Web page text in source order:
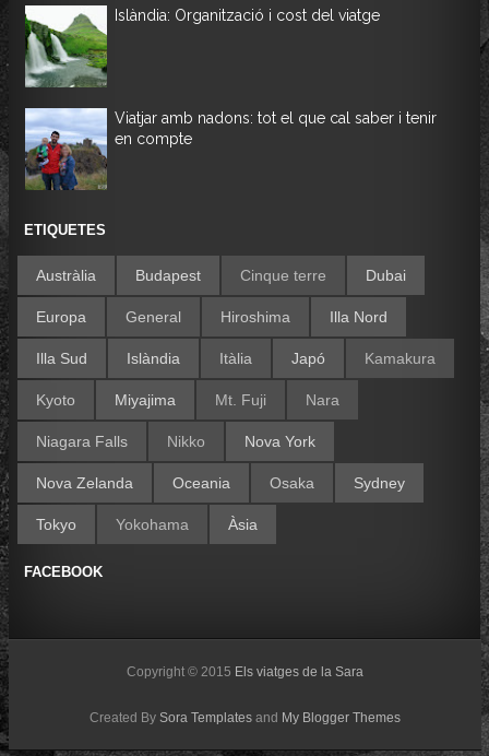
Islàndia: Organització i cost del viatge
Viatjar amb nadons: tot el que cal saber i tenir
en compte
ETIQUETES
Austràlia Budapest Cinque terre Dubai
Europa General Hiroshima Illa Nord
Illa Sud Islàndia Itàlia Japó Kamakura
Kyoto Miyajima Mt. Fuji Nara
Niagara Falls Nikko Nova York
Nova Zelanda Oceania Osaka Sydney
Tokyo Yokohama Àsia
FACEBOOK
Copyright © 2015 Els viatges de la Sara
Created BySora Templates and My Blogger Themes